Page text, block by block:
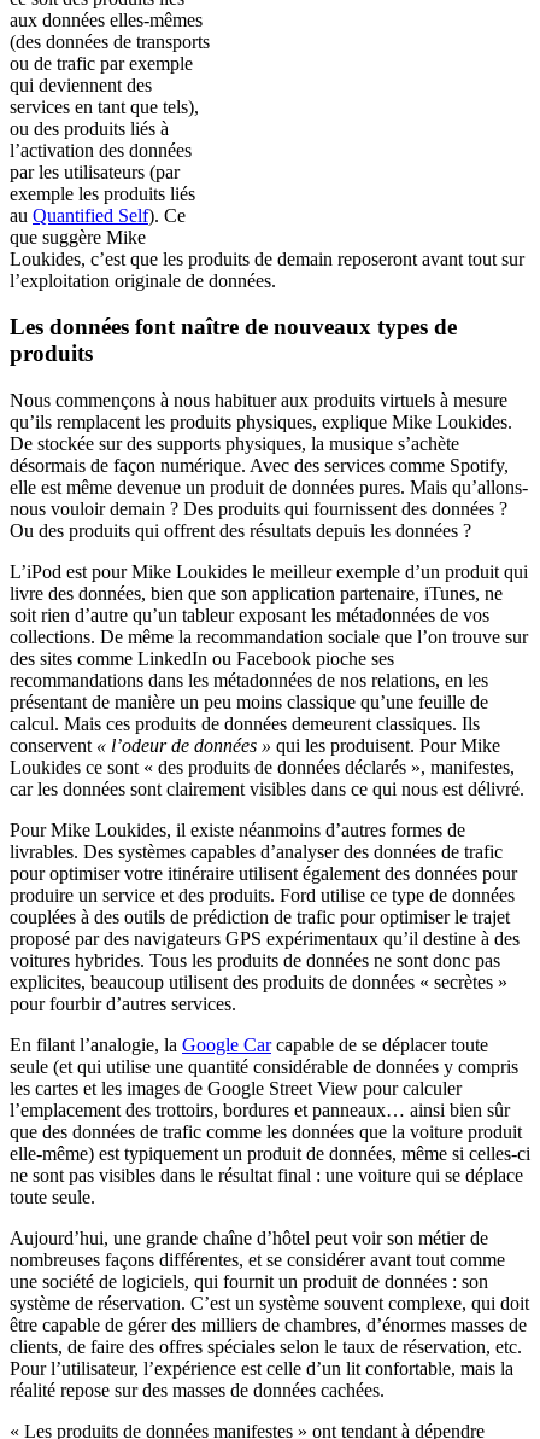
aux données elles-mêmes
(des données de transports
ou de trafic par exemple
qui deviennent des
services en tant que tels),
ou des produits liés à
l’activation des données
par les utilisateurs (par
exemple les produits liés
au Quantified Self). Ce
que suggère Mike
Loukides, c’est que les produits de demain reposeront avant tout sur
l’exploitation originale de données.
Les données font naître de nouveaux types de
produits
Nous commençons à nous habituer aux produits virtuels à mesure
qu’ils remplacent les produits physiques, explique Mike Loukides.
De stockée sur des supports physiques, la musique s’achète
désormais de façon numérique. Avec des services comme Spotify,
elle est même devenue un produit de données pures. Mais qu’allons-
nous vouloir demain ? Des produits qui fournissent des données ?
Ou des produits qui offrent des résultats depuis les données ?
L’iPod est pour Mike Loukides le meilleur exemple d’un produit qui
livre des données, bien que son application partenaire, iTunes, ne
soit rien d’autre qu’un tableur exposant les métadonnées de vos
collections. De même la recommandation sociale que l’on trouve sur
des sites comme LinkedIn ou Facebook pioche ses
recommandations dans les métadonnées de nos relations, en les
présentant de manière un peu moins classique qu’une feuille de
calcul. Mais ces produits de données demeurent classiques. Ils
conservent « l’odeur de données » qui les produisent. Pour Mike
Loukides ce sont « des produits de données déclarés », manifestes,
car les données sont clairement visibles dans ce qui nous est délivré.
Pour Mike Loukides, il existe néanmoins d’autres formes de
livrables. Des systèmes capables d’analyser des données de trafic
pour optimiser votre itinéraire utilisent également des données pour
produire un service et des produits. Ford utilise ce type de données
couplées à des outils de prédiction de trafic pour optimiser le trajet
proposé par des navigateurs GPS expérimentaux qu’il destine à des
voitures hybrides. Tous les produits de données ne sont donc pas
explicites, beaucoup utilisent des produits de données « secrètes »
pour fourbir d’autres services.
En filant l’analogie, la Google Carcapable de se déplacer toute
seule (et qui utilise une quantité considérable de données y compris
les cartes et les images de Google Street View pour calculer
l’emplacement des trottoirs, bordures et panneaux… ainsi bien sûr
que des données de trafic comme les données que la voiture produit
elle-même) est typiquement un produit de données, même si celles-ci
ne sont pas visibles dans le résultat final : une voiture qui se déplace
toute seule.
Aujourd’hui, une grande chaîne d’hôtel peut voir son métier de
nombreuses façons différentes, et se considérer avant tout comme
une société de logiciels, qui fournit un produit de données : son
système de réservation. C’est un système souvent complexe, qui doit
être capable de gérer des milliers de chambres, d’énormes masses de
clients, de faire des offres spéciales selon le taux de réservation, etc.
Pour l’utilisateur, l’expérience est celle d’un lit confortable, mais la
réalité repose sur des masses de données cachées.
« Les produits de données manifestes » ont tendant à dépendre